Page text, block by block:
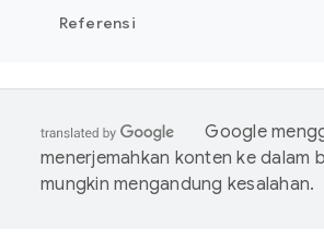
Referensi
Google
menerjemahkan konten ke dalam
mungkin mengandung kesalahan.